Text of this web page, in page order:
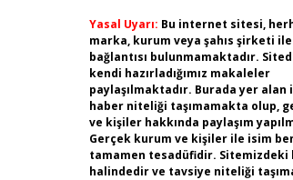
Yasal Uyarı: Bu internet sitesi,
marka, kurum veya şahıs şirketi
bağlantısı bulunmamaktadır.
kendi hazırladığımız makaleler
paylaşılmaktadır. Burada yer
haber niteliği taşımamakta olup,
ve kişiler hakkında paylaşım
Gerçek kurum ve kişiler ile isim
tamamen tesadüfidir.
halindedir ve tavsiye niteliği